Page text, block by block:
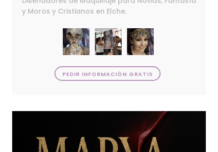
y Moros y Cristianos en Elche.
PEDIR INFORMACIÓN GRATIS